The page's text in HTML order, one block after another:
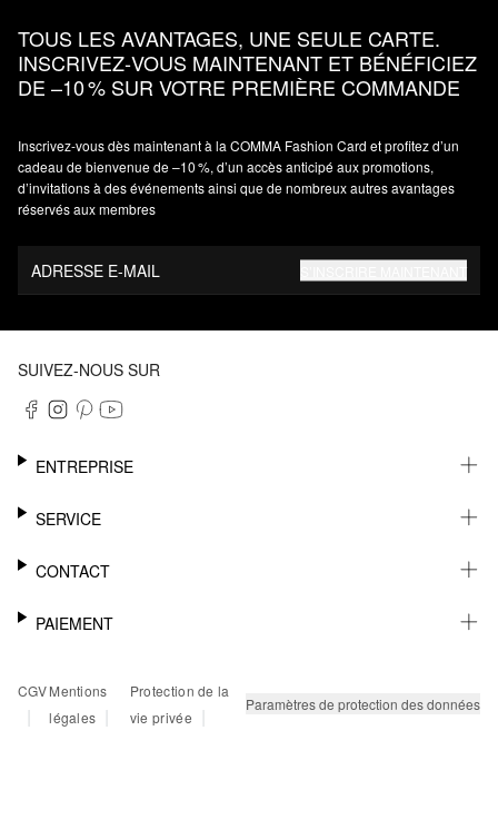
TOUS LES AVANTAGES, UNE SEULE CARTE.
INSCRIVEZ‑VOUS MAINTENANT ET BÉNÉFICIEZ
DE –10 % SUR VOTRE PREMIÈRE COMMANDE
Inscrivez‑vous dès maintenant à la COMMA Fashion Card et profitez d’un
cadeau de bienvenue de –10 %, d’un accès anticipé aux promotions,
d’invitations à des événements ainsi que de nombreux autres avantages
réservés aux membres
ADRESSE E-MAIL
SUIVEZ-NOUS SUR
ENTREPRISE
CARRIÈRE
SERVICE
NEWSLETTER
MÉMO
RETOURS
FAQ
CONTACT
AIDE
PAIEMENT
PAYPAL
CARTE BANCAIRE
CGV
|
Mentions
légales |
Protection de la
vie privée
| Paramètres de protection des données